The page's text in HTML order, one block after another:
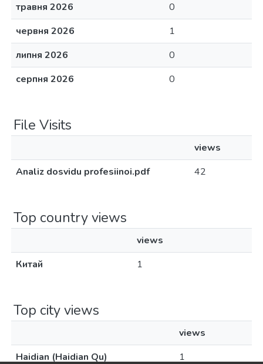
травня 2026
0
червня 2026
1
липня 2026
0
серпня 2026
0
File Visits
views
Analiz dosvidu profesiinoi.pdf
42
Top country views
views
Китай
1
Top city views
views
Haidian (Haidian Qu)
1